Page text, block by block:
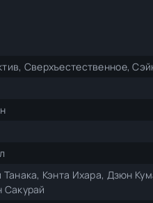
Сверхъестественное,
Танака, Кэнта Ихара, Дзюн
Сакурай